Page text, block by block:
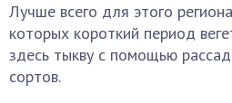
Лучше всего для этого
которых короткий период
здесь тыкву с помощью
сортов.